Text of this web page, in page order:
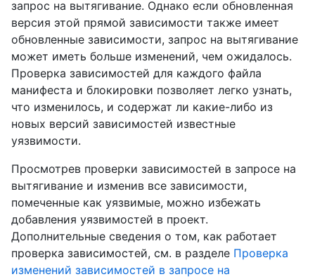
запрос на вытягивание. Однако если обновленная
версия этой прямой зависимости также имеет
обновленные зависимости, запрос на вытягивание
может иметь больше изменений, чем ожидалось.
Проверка зависимостей для каждого файла
манифеста и блокировки позволяет легко узнать,
что изменилось, и содержат ли какие-либо из
новых версий зависимостей известные
уязвимости.
Просмотрев проверки зависимостей в запросе на
вытягивание и изменив все зависимости,
помеченные как уязвимые, можно избежать
добавления уязвимостей в проект.
Дополнительные сведения о том, как работает
проверка зависимостей, см. в разделе Проверка
изменений зависимостей в запросе на